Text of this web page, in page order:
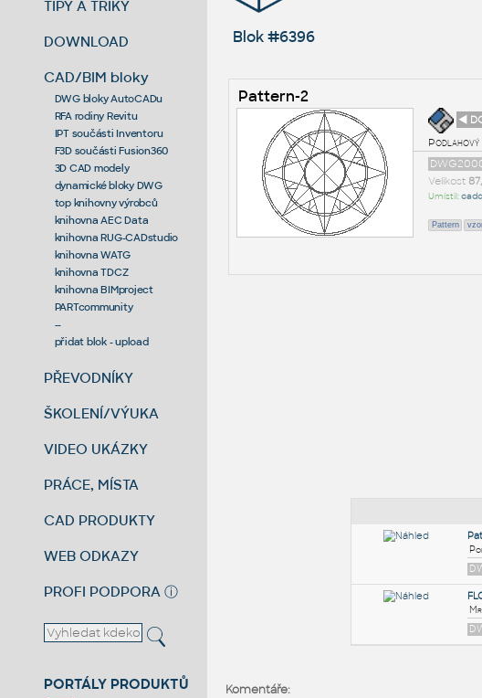
TIPY A TRIKY
DOWNLOAD
CAD/BIM bloky
DWG bloky AutoCADu
RFA rodiny Revitu
IPT součásti Inventoru
F3D součásti Fusion360
3D CAD modely
dynamické bloky DWG
top knihovny výrobců
knihovna AEC Data
knihovna RUG-CADstudio
knihovna WATG
knihovna TDCZ
knihovna BIMproject
PARTcommunity
--
přidat blok - upload
PŘEVODNÍKY
ŠKOLENÍ/VÝUKA
VIDEO UKÁZKY
PRÁCE, MÍSTA
CAD PRODUKTY
WEB ODKAZY
PROFI PODPORA ⓘ
PORTÁLY PRODUKTŮ
Blok #6396
Pattern-2
◄
Podlahový
Velikost
Umístil:
Pattern
Komentáře: